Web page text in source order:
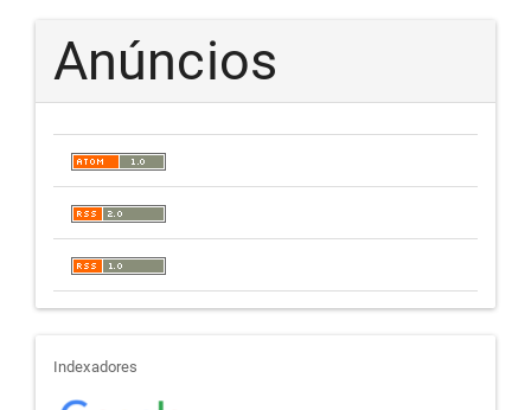
Anúncios
indexadores
Indexadores